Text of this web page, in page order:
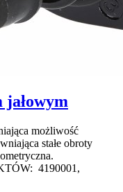
możliwość
stałe obroty
4190001,